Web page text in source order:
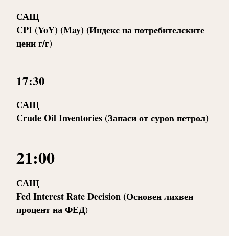
САЩ
CPI (YoY) (May) (Индекс на потребителските
цени г/г)
17:30
САЩ
Crude Oil Inventories (Запаси от суров петрол)
21:00
САЩ
Fed Interest Rate Decision (Основен лихвен
процент на ФЕД)